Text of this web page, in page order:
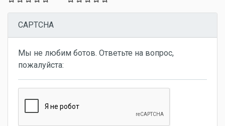
CAPTCHA
Мы не любим ботов. Ответьте на вопрос,
пожалуйста: